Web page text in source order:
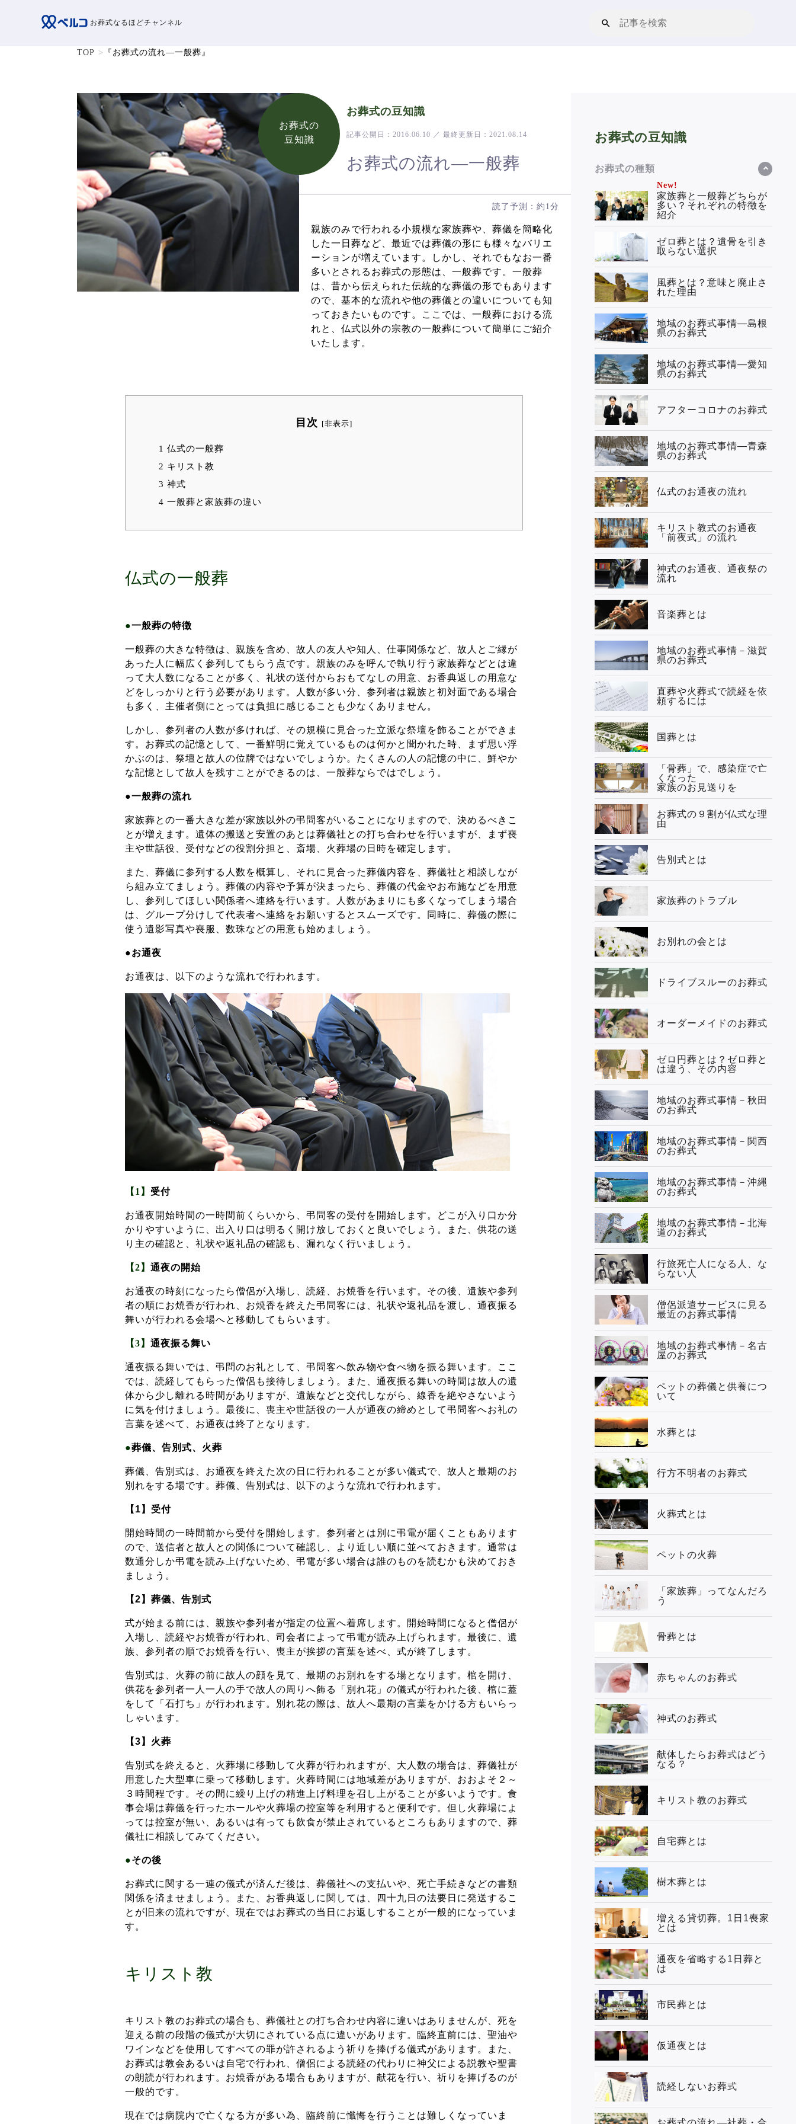
お葬式なるほどチャンネル
TOP 『お葬式の流れ―一般葬』
お葬式の
豆知識
お葬式の豆知識
記事公開日：2016.06.10 ／ 最終更新日：2021.08.14
お葬式の流れ―一般葬
読了予測：約1分
親族のみで行われる小規模な家族葬や、葬儀を簡略化
した一日葬など、最近では葬儀の形にも様々なバリエ
ーションが増えています。しかし、それでもなお一番
多いとされるお葬式の形態は、一般葬です。一般葬
は、昔から伝えられた伝統的な葬儀の形でもあります
ので、基本的な流れや他の葬儀との違いについても知
っておきたいものです。ここでは、一般葬における流
れと、仏式以外の宗教の一般葬について簡単にご紹介
いたします。
目次 [非表示]
1 仏式の一般葬
2 キリスト教
3 神式
4 一般葬と家族葬の違い
仏式の一般葬
●一般葬の特徴
一般葬の大きな特徴は、親族を含め、故人の友人や知人、仕事関係など、故人とご縁が
あった人に幅広く参列してもらう点です。親族のみを呼んで執り行う家族葬などとは違
って大人数になることが多く、礼状の送付からおもてなしの用意、お香典返しの用意な
どをしっかりと行う必要があります。人数が多い分、参列者は親族と初対面である場合
も多く、主催者側にとっては負担に感じることも少なくありません。
しかし、参列者の人数が多ければ、その規模に見合った立派な祭壇を飾ることができま
す。お葬式の記憶として、一番鮮明に覚えているものは何かと聞かれた時、まず思い浮
かぶのは、祭壇と故人の位牌ではないでしょうか。たくさんの人の記憶の中に、鮮やか
な記憶として故人を残すことができるのは、一般葬ならではでしょう。
●一般葬の流れ
家族葬との一番大きな差が家族以外の弔問客がいることになりますので、決めるべきこ
とが増えます。遺体の搬送と安置のあとは葬儀社との打ち合わせを行いますが、まず喪
主や世話役、受付などの役割分担と、斎場、火葬場の日時を確定します。
また、葬儀に参列する人数を概算し、それに見合った葬儀内容を、葬儀社と相談しなが
ら組み立てましょう。葬儀の内容や予算が決まったら、葬儀の代金やお布施などを用意
し、参列してほしい関係者へ連絡を行います。人数があまりにも多くなってしまう場合
は、グループ分けして代表者へ連絡をお願いするとスムーズです。同時に、葬儀の際に
使う遺影写真や喪服、数珠などの用意も始めましょう。
●お通夜
お通夜は、以下のような流れで行われます。
【1】 受付
お通夜開始時間の一時間前くらいから、弔問客の受付を開始します。どこが入り口か分
かりやすいように、出入り口は明るく開け放しておくと良いでしょう。また、供花の送
り主の確認と、礼状や返礼品の確認も、漏れなく行いましょう。
【2】 通夜の開始
お通夜の時刻になったら僧侶が入場し、読経、お焼香を行います。その後、遺族や参列
者の順にお焼香が行われ、お焼香を終えた弔問客には、礼状や返礼品を渡し、通夜振る
舞いが行われる会場へと移動してもらいます。
【3】 通夜振る舞い
通夜振る舞いでは、弔問のお礼として、弔問客へ飲み物や食べ物を振る舞います。ここ
では、読経してもらった僧侶も接待しましょう。また、通夜振る舞いの時間は故人の遺
体から少し離れる時間がありますが、遺族などと交代しながら、線香を絶やさないよう
に気を付けましょう。最後に、喪主や世話役の一人が通夜の締めとして弔問客へお礼の
言葉を述べて、お通夜は終了となります。
●葬儀、告別式、火葬
葬儀、告別式は、お通夜を終えた次の日に行われることが多い儀式で、故人と最期のお
別れをする場です。葬儀、告別式は、以下のような流れで行われます。
【1】受付
開始時間の一時間前から受付を開始します。参列者とは別に弔電が届くこともあります
ので、送信者と故人との関係について確認し、より近しい順に並べておきます。通常は
数通分しか弔電を読み上げないため、弔電が多い場合は誰のものを読むかも決めておき
ましょう。
【2】葬儀、告別式
式が始まる前には、親族や参列者が指定の位置へ着席します。開始時間になると僧侶が
入場し、読経やお焼香が行われ、司会者によって弔電が読み上げられます。最後に、遺
族、参列者の順でお焼香を行い、喪主が挨拶の言葉を述べ、式が終了します。
告別式は、火葬の前に故人の顔を見て、最期のお別れをする場となります。棺を開け、
供花を参列者一人一人の手で故人の周りへ飾る「別れ花」の儀式が行われた後、棺に蓋
をして「石打ち」が行われます。別れ花の際は、故人へ最期の言葉をかける方もいらっ
しゃいます。
【3】火葬
告別式を終えると、火葬場に移動して火葬が行われますが、大人数の場合は、葬儀社が
用意した大型車に乗って移動します。火葬時間には地域差がありますが、おおよそ２～
３時間程です。その間に繰り上げの精進上げ料理を召し上がることが多いようです。食
事会場は葬儀を行ったホールや火葬場の控室等を利用すると便利です。但し火葬場によ
っては控室が無い、あるいは有っても飲食が禁止されているところもありますので、葬
儀社に相談してみてください。
●その後
お葬式に関する一連の儀式が済んだ後は、葬儀社への支払いや、死亡手続きなどの書類
関係を済ませましょう。また、お香典返しに関しては、四十九日の法要日に発送するこ
とが旧来の流れですが、現在ではお葬式の当日にお返しすることが一般的になっていま
す。
キリスト教
キリスト教のお葬式の場合も、葬儀社との打ち合わせ内容に違いはありませんが、死を
迎える前の段階の儀式が大切にされている点に違いがあります。臨終直前には、聖油や
ワインなどを使用してすべての罪が許されるよう祈りを捧げる儀式があります。また、
お葬式は教会あるいは自宅で行われ、僧侶による読経の代わりに神父による説教や聖書
の朗読が行われます。お焼香がある場合もありますが、献花を行い、祈りを捧げるのが
一般的です。
現在では病院内で亡くなる方が多い為、臨終前に懺悔を行うことは難しくなっていま
お葬式の豆知識
お葬式の種類
New!
家族葬と一般葬どちらが
多い？それぞれの特徴を
紹介
ゼロ葬とは？遺骨を引き
取らない選択
風葬とは？意味と廃止さ
れた理由
地域のお葬式事情—島根
県のお葬式
地域のお葬式事情—愛知
県のお葬式
アフターコロナのお葬式
地域のお葬式事情—青森
県のお葬式
仏式のお通夜の流れ
キリスト教式のお通夜
「前夜式」の流れ
神式のお通夜、通夜祭の
流れ
音楽葬とは
地域のお葬式事情－滋賀
県のお葬式
直葬や火葬式で読経を依
頼するには
国葬とは
「骨葬」で、感染症で亡
くなった
家族のお見送りを
お葬式の９割が仏式な理
由
告別式とは
家族葬のトラブル
お別れの会とは
ドライブスルーのお葬式
オーダーメイドのお葬式
ゼロ円葬とは？ゼロ葬と
は違う、その内容
地域のお葬式事情－秋田
のお葬式
地域のお葬式事情－関西
のお葬式
地域のお葬式事情－沖縄
のお葬式
地域のお葬式事情－北海
道のお葬式
行旅死亡人になる人、な
らない人
僧侶派遣サービスに見る
最近のお葬式事情
地域のお葬式事情－名古
屋のお葬式
ペットの葬儀と供養につ
いて
水葬とは
行方不明者のお葬式
火葬式とは
ペットの火葬
「家族葬」ってなんだろ
う
骨葬とは
赤ちゃんのお葬式
神式のお葬式
献体したらお葬式はどう
なる？
キリスト教のお葬式
自宅葬とは
樹木葬とは
増える貸切葬。1日1喪家
とは
通夜を省略する1日葬と
は
市民葬とは
仮通夜とは
読経しないお葬式